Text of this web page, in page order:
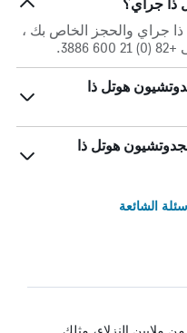
ذا جراي؟
جراي والحجز الخاص بك ،
هوتل ذا
هوتل ذا
الشائعة
ملايين النزلاء، مثلك